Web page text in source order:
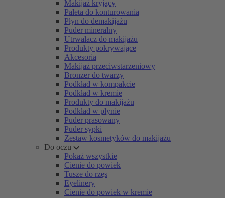
Makijaż kryjący
Paleta do konturowania
Płyn do demakijażu
Puder mineralny
Utrwalacz do makijażu
Produkty pokrywające
Akcesoria
Makijaż przeciwstarzeniowy
Bronzer do twarzy
Podkład w kompakcie
Podkład w kremie
Produkty do makijażu
Podkład w płynie
Puder prasowany
Puder sypki
Zestaw kosmetyków do makijażu
Do oczu
Pokaż wszystkie
Cienie do powiek
Tusze do rzęs
Eyelinery
Cienie do powiek w kremie